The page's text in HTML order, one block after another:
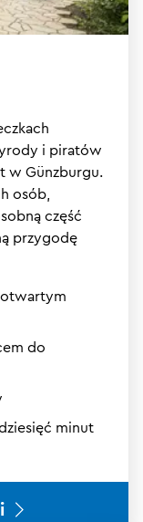
i piratów
w Günzburgu.
osób,
część
przygodę
otwartym
do
minut